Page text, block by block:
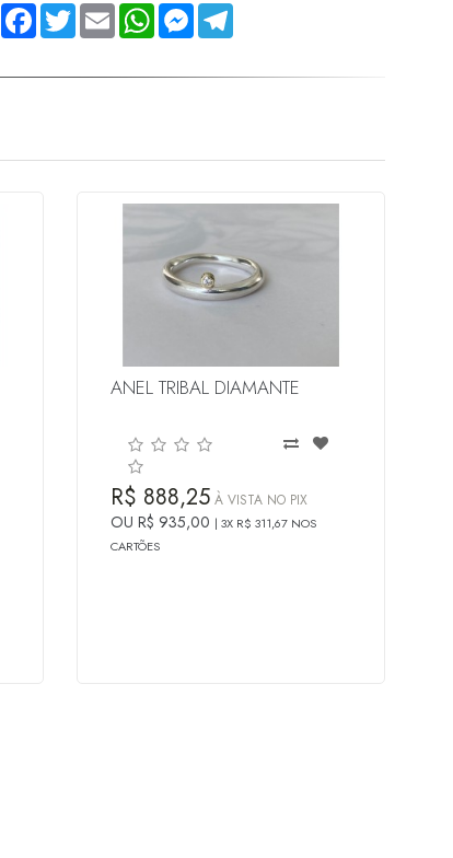
FACEBOOKTWITTEREMAIL WHATSAPPMESSENGER
TELEGRAM
ANEL TRIBAL DIAMANTE
R$ 888,25À VISTA NO PIX
OU R$ 935,00
3X R$ 311,67 NOS
CARTÕES